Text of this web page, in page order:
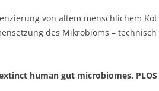
von altem menschlichem Kot
des Mikrobioms – technisch
human gut microbiomes. PLOS